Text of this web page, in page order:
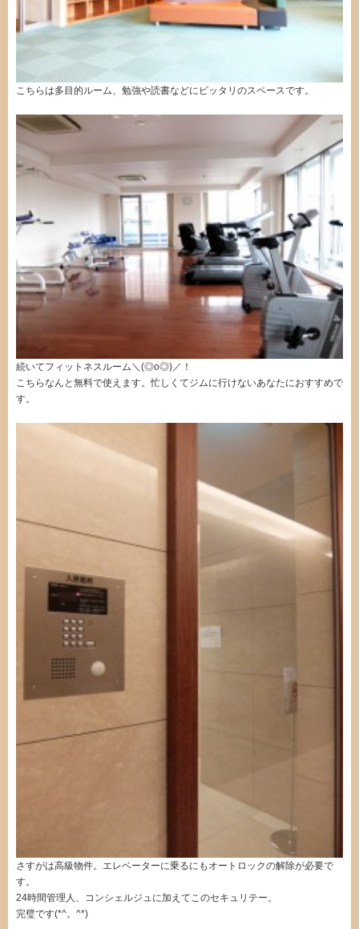
こちらは多目的ルーム、勉強や読書などにピッタリのスペースです。
続いてフィットネスルーム＼(◎o◎)／！
こちらなんと無料で使えます。忙しくてジムに行けないあなたにおすすめで
す。
さすがは高級物件。エレベーターに乗るにもオートロックの解除が必要で
す。
24時間管理人、コンシェルジュに加えてこのセキュリテー。
完璧です(*^。^*)